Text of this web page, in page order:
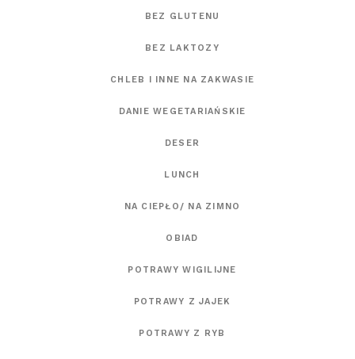
BEZ GLUTENU
BEZ LAKTOZY
CHLEB I INNE NA ZAKWASIE
DANIE WEGETARIAŃSKIE
DESER
LUNCH
NA CIEPŁO/ NA ZIMNO
OBIAD
POTRAWY WIGILIJNE
POTRAWY Z JAJEK
POTRAWY Z RYB